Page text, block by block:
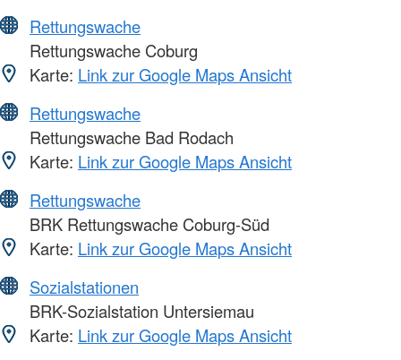
Rettungswache
Rettungswache Coburg
Karte: Link zur Google Maps Ansicht
Rettungswache
Rettungswache Bad Rodach
Karte: Link zur Google Maps Ansicht
Rettungswache
BRK Rettungswache Coburg-Süd
Karte: Link zur Google Maps Ansicht
Sozialstationen
BRK-Sozialstation Untersiemau
Karte: Link zur Google Maps Ansicht